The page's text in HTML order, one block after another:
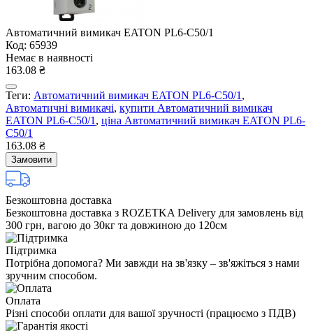
Автоматичний вимикач EATON PL6-C50/1
Код: 65939
Немає в наявності
163.08 ₴
Теги: Автоматичний вимикач EATON PL6-C50/1 ,
Автоматичні вимикачі, купити Автоматичний вимикач
EATON PL6-C50/1 , ціна Автоматичний вимикач EATON PL6-
C50/1
163.08 ₴
Замовити
Безкоштовна доставка
Безкоштовна доставка з ROZETKA Delivery для замовлень від
300 грн, вагою до 30кг та довжиною до 120см
Підтримка
Потрібна допомога? Ми завжди на зв'язку – зв'яжіться з нами
зручним способом.
Оплата
Різні способи оплати для вашої зручності (працюємо з ПДВ)